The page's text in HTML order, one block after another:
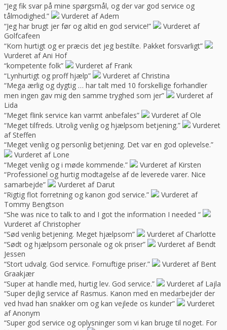
“Jeg fik svar på mine spørgsmål, og der var god service og
tålmodighed.”
Vurderet af Adem
“Jeg har brugt jer før og altid en god service!”
Vurderet af
Golfcafeen
“Kom hurtigt og er præcis det jeg bestilte. Pakket forsvarligt”
Vurderet af Ani Hof
“kompetente folk”
Vurderet af Frank
“Lynhurtigt og proff hjælp”
Vurderet af Christina
“Mega ærlig og dygtig … har talt med 10 forskellige forhandler
men ingen gav mig den samme tryghed som jer”
Vurderet af
Lida
“Meget flink service kan varmt anbefales”
Vurderet af Ole
“Meget tilfreds. Utrolig venlig og hjælpsom betjening.”
Vurderet
af Steffen
“Meget venlig og personlig betjening. Det var en god oplevelse.”
Vurderet af Lone
“Meget venlig og i møde kommende.”
Vurderet af Kirsten
“Professionel og hurtig modtagelse af de leverede varer. Nice
samarbejde”
Vurderet af Darut
“Rigtig flot forretning og kanon god service.”
Vurderet af
Tommy Bengtson
“She was nice to talk to and I got the information I needed “
Vurderet af Christopher
“Sød venlig betjening. Meget hjælpsom”
Vurderet af Charlotte
“Sødt og hjælpsom personale og ok priser”
Vurderet af Bendt
Jessen
“Stort udvalg. God service. Fornuftige priser.”
Vurderet af Bent
Graakjær
“Super at handle med, hurtig lev. God service.”
Vurderet af Lajla
“Super dejlig service af Rasmus. Kanon med en medarbejder der
ved hvad han snakker om og kan vejlede os kunder”
Vurderet
af Anonym
“Super god service og oplysninger som vi kan bruge til noget. For